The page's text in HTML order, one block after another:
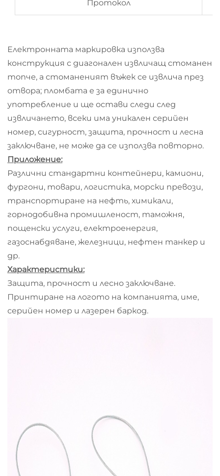
Протокол
Електронната маркировка използва
конструкция с диагонален извличащ стоманен
топче, а стоманеният въжек се извлича през
отвора; пломбата е за единично
употребление и ще остави следи след
извличането, всеки има уникален серийен
номер, сигурност, защита, прочност и лесна
заключване, не може да се използва повторно.
Приложение:
Различни стандартни контейнери, камиони,
фургони, товари, логистика, морски превози,
транспортиране на нефть, химикали,
горнодобивна промишленост, таможня,
пощенски услуги, електроенергия,
газоснабдяване, железници, нефтен танкер и
др.
Характеристики:
Защита, прочност и лесно заключване.
Принтиране на логото на компанията, име,
серийен номер и лазерен баркод.